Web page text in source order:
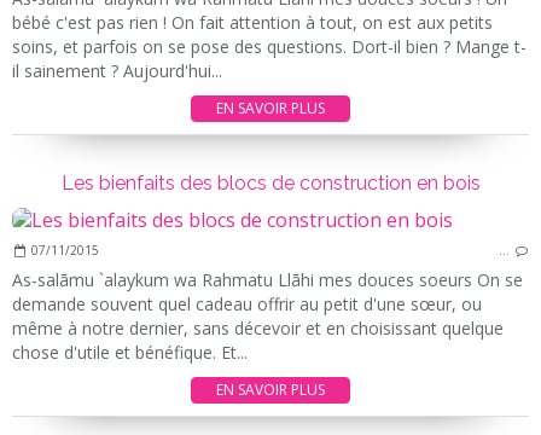
bébé c'est pas rien ! On fait attention à tout, on est aux petits
soins, et parfois on se pose des questions. Dort-il bien ? Mange t-
il sainement ? Aujourd'hui...
EN SAVOIR PLUS
Les bienfaits des blocs de construction en bois
07/11/2015 …
As-salãmu `alaykum wa Rahmatu Llãhi mes douces soeurs On se
demande souvent quel cadeau offrir au petit d'une sœur, ou
même à notre dernier, sans décevoir et en choisissant quelque
chose d'utile et bénéfique. Et...
EN SAVOIR PLUS